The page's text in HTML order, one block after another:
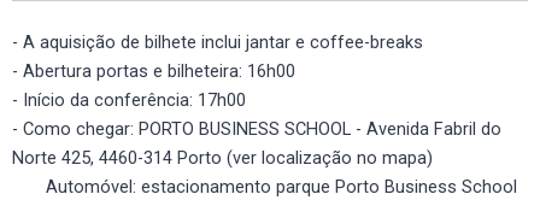
- A aquisição de bilhete inclui jantar e coffee-breaks
- Abertura portas e bilheteira: 16h00
- Início da conferência: 17h00
- Como chegar: PORTO BUSINESS SCHOOL - Avenida Fabril do
Norte 425, 4460-314 Porto (ver localização no mapa)
Automóvel: estacionamento parque Porto Business School